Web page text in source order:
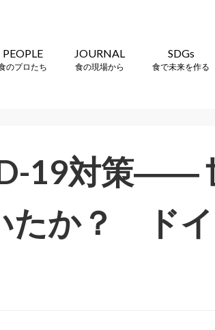
PEOPLE
のプロたち
JOURNAL
食の現場から
SDGs
食で未来を作る
19対策――
たか？ ド